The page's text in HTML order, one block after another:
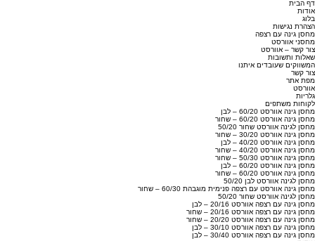
דף הבית
אודות
בלוג
הצהרת נגישות
מחסן גינה עם רצפה
מחסני אוורסט
צור קשר – אוורסט
שאלות ותשובות
המשווקים שעובדים איתנו
צור קשר
מפת אתר
אוורסט
גלריות
לקוחות משתפים
מחסן גינה אוורסט 60/20 – לבן
מחסן גינה אוורסט 60/20 – שחור
מחסן לגינה אוורסט שחור 50/20
מחסן גינה אוורסט 30/20 – שחור
מחסן גינה אוורסט 40/20 – לבן
מחסן גינה אוורסט 40/20 – שחור
מחסן גינה אוורסט 50/30 – שחור
מחסן גינה אוורסט 60/20 – לבן
מחסן גינה אוורסט 60/20 – שחור
מחסן לגינה אוורסט לבן 50/20
מחסן גינה אוורסט עם רצפה פנימית מוגבהת 60/30 – שחור
מחסן לגינה אוורסט שחור 50/20
מחסן גינה עם רצפה אוורסט 20/16 – לבן
מחסן גינה עם רצפה אוורסט 20/16 – שחור
מחסן גינה עם רצפה אוורסט 20/20 – שחור
מחסן גינה עם רצפה אוורסט 30/10 – לבן
מחסן גינה עם רצפה אוורסט 30/40 – לבן